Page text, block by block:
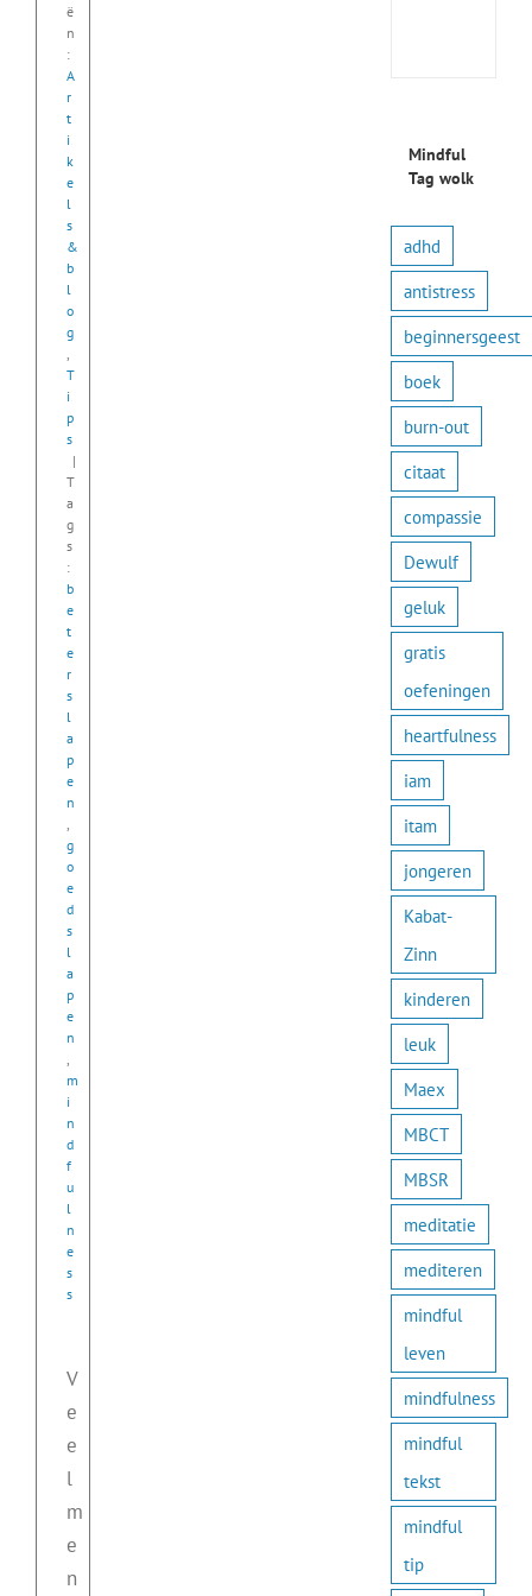
ë
n
:
A
r
t
i
k
e
l
s
&
b
l
o
g
T
i
p
s
|
T
a
g
s
:
b
e
t
e
r
s
l
a
p
e
n
g
o
e
d
s
l
a
p
e
n
m
i
n
d
f
u
l
n
e
s
s
V
e
e
l
m
e
n
Mindful
Tag wolk
adhd
antistress
beginnersgeest
boek
burn-out
citaat
compassie
Dewulf
geluk
gratis
oefeningen
heartfulness
iam
itam
jongeren
Kabat-
Zinn
kinderen
leuk
Maex
MBCT
MBSR
meditatie
mediteren
mindful
leven
mindfulness
mindful
tekst
mindful
tip